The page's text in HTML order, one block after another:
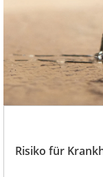
Risiko für